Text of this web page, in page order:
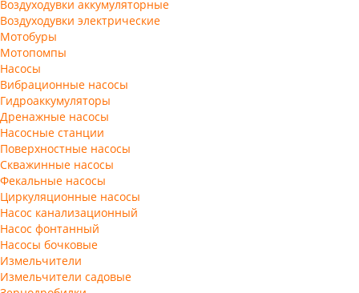
Воздуходувки аккумуляторные
Воздуходувки электрические
Мотобуры
Мотопомпы
Насосы
Вибрационные насосы
Гидроаккумуляторы
Дренажные насосы
Насосные станции
Поверхностные насосы
Скважинные насосы
Фекальные насосы
Циркуляционные насосы
Насос канализационный
Насос фонтанный
Насосы бочковые
Измельчители
Измельчители садовые